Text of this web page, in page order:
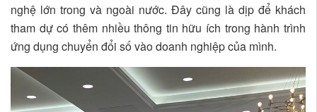
nghệ lớn trong và ngoài nước. Đây cũng là dịp để khách
tham dự có thêm nhiều thông tin hữu ích trong hành trình
ứng dụng chuyển đổi số vào doanh nghiệp của mình.